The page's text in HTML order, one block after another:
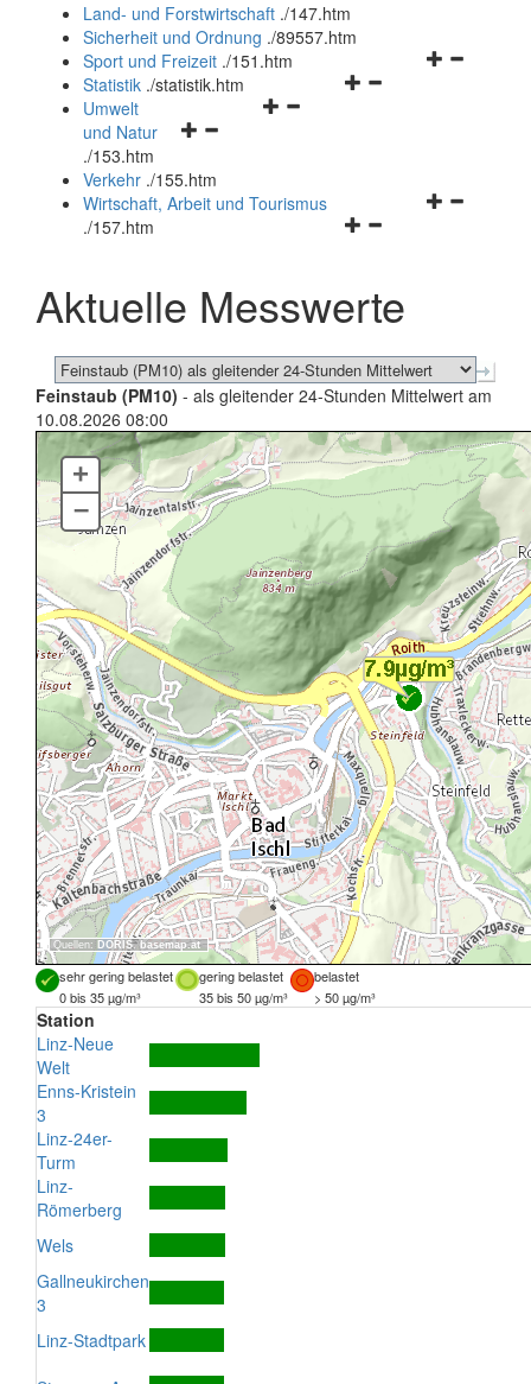
und
schließen
Land- und Forstwirtschaft ./147.htm
Sicherheit und Ordnung ./89557.htm
Navigationsmenü
Sport und Freizeit ./151.htm
Navigationsmenü
Statistik ./statistik.htm
Navigationsmenü
und
schließen
Umwelt
und Natur
./153.htm
Verkehr ./155.htm
Navigationsmenü
schließen
Wirtschaft, Arbeit und Tourismus
./157.htm
Aktuelle Messwerte
Feinstaub (PM10) - als gleitender 24-Stunden Mittelwert am
10.08.2026 08:00
Quellen: DORIS, basemap.at
+
–
sehr gering belastet gering belastet
belastet
0 bis 35 µg/m³
35 bis 50 µg/m³ > 50 µg/m³
Station
Linz-Neue
Welt
Enns-Kristein
3
Linz-24er-
Turm
Linz-
Römerberg
Wels
Gallneukirchen
3
Linz-Stadtpark